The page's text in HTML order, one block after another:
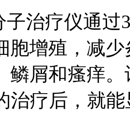
子治疗仪通
胞增殖，减
鳞屑和瘙痒
治疗后，就